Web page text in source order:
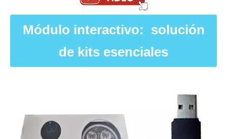
Módulo interactivo: solución
de kits esenciales